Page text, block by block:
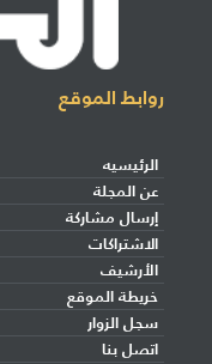
روابط الموقع
الرئيسيه
عن المجلة
إرسال مشاركة
الاشتراكات
الأرشيف
خريطة الموقع
سجل الزوار
اتصل بنا